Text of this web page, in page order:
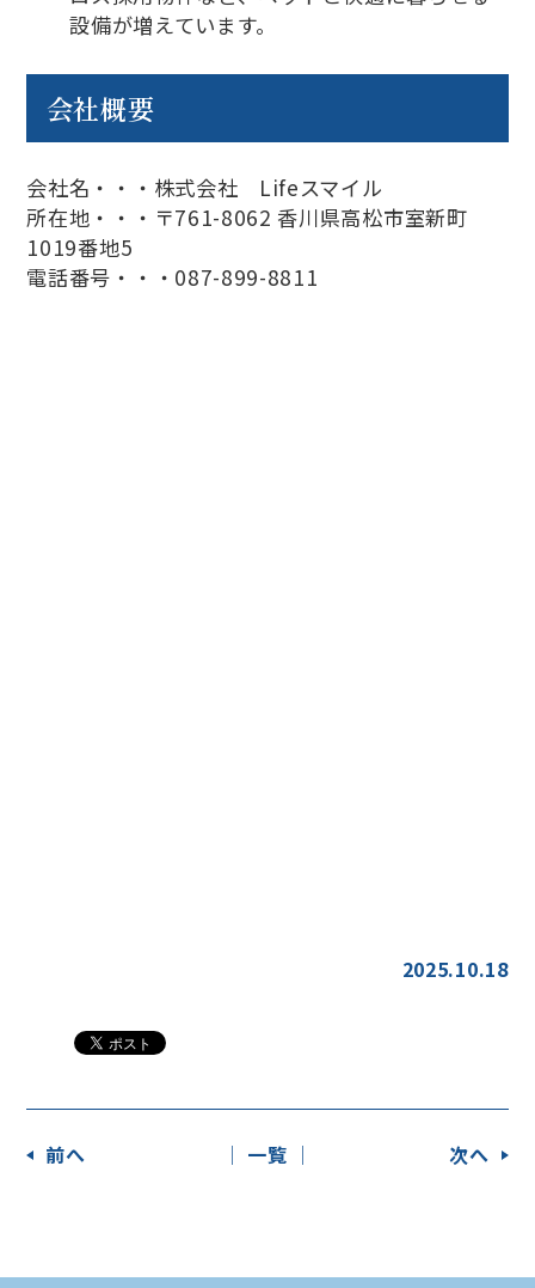
設備が増えています。
会社概要
会社名・・・株式会社 Lifeスマイル
所在地・・・〒761-8062 香川県高松市室新町
1019番地5
電話番号・・・087-899-8811
2025.10.18
前へ 次へ
│ 一覧 │